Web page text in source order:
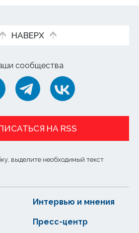
НАВЕРХ
сообщества
НА RSS
выделите необходимый текст
Интервью и мнения
Пресс-центр